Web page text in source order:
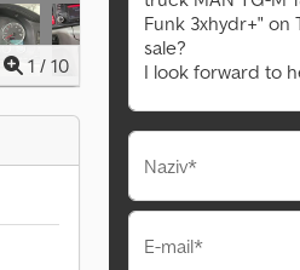
1 / 10
Naziv*
E-mail*